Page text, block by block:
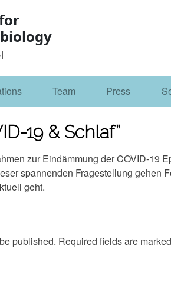
Team Press
19 & Schlaf”
zur Eindämmung der COVID-19
spannenden Fragestellung gehen
geht.
published. Required fields are marked